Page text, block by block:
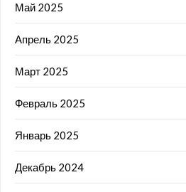
Май 2025
Апрель 2025
Март 2025
Февраль 2025
Январь 2025
Декабрь 2024